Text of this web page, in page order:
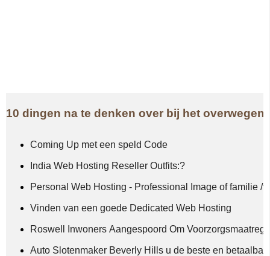
10 dingen na te denken over bij het
Coming Up met een speld Code
India Web Hosting Reseller Outfits:?
Personal Web Hosting - Professional Image of familie /
Vinden van een goede Dedicated Web Hosting
Roswell Inwoners Aangespoord Om
Auto Slotenmaker Beverly Hills u de beste en